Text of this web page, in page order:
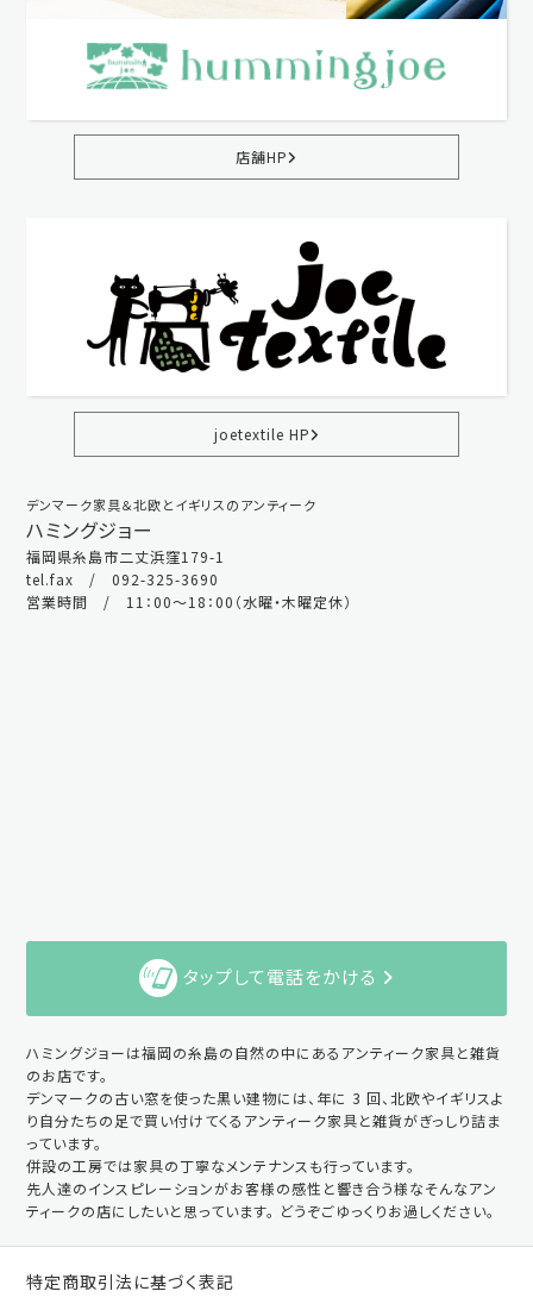
店舗HP
joetextile HP
デンマーク家具＆北欧とイギリスのアンティーク
ハミングジョー
福岡県糸島市二丈浜窪179-1
tel.fax / 092-325-3690
営業時間 / 11：00～18：00（水曜・木曜定休）
タップして電話をかける
ハミングジョーは福岡の糸島の自然の中にあるアンティーク家具と雑貨
のお店です。
デンマークの古い窓を使った黒い建物には、年に 3 回、北欧やイギリスよ
り自分たちの足で買い付けてくるアンティーク家具と雑貨がぎっしり詰ま
っています。
併設の工房では家具の丁寧なメンテナンスも行っています。
先人達のインスピレーションがお客様の感性と響き合う様なそんなアン
ティークの店にしたいと思っています。 どうぞごゆっくりお過しください。
特定商取引法に基づく表記